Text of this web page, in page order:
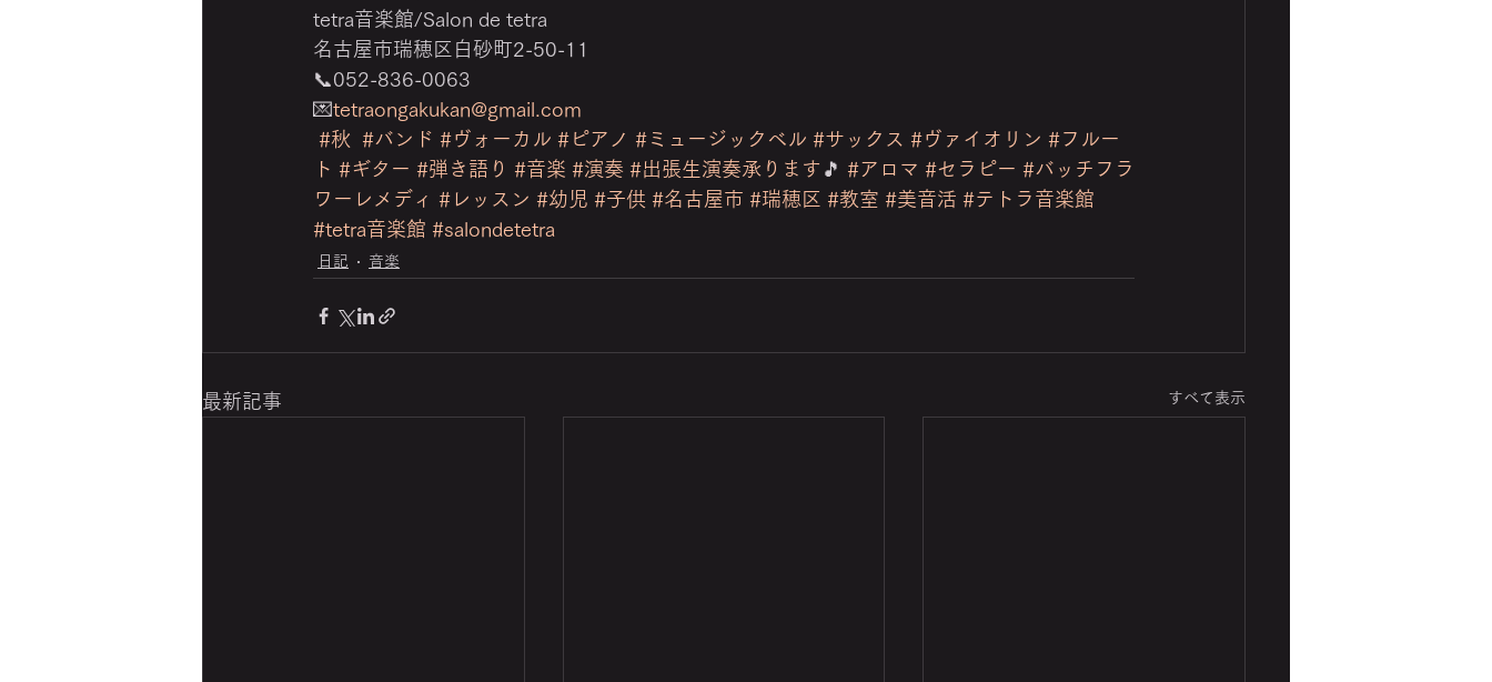
tetra音楽館/Salon de tetra
名古屋市瑞穂区白砂町2-50-11
📞052-836-0063
💌tetraongakukan@gmail.com
#秋
#バンド #ヴォーカル #ピアノ #ミュージックベル #サックス #ヴァイオリン #フルー
ト #ギター #弾き語り #音楽 #演奏 #出張生演奏承ります 🎵 #アロマ #セラピー #バッチフラ
ワーレメディ
#レッスン #幼児 #子供 #名古屋市 #瑞穂区 #教室 #美音活 #テトラ音楽館
#tetra音楽館 #salondetetra
日記 音楽
最新記事 すべて表示